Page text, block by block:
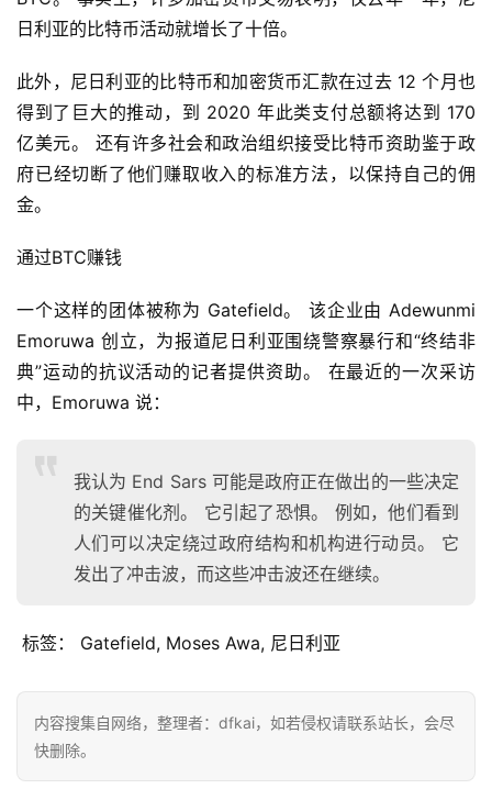
首
页
h
9
日利亚的比特币活动就增长了十倍。
此外，尼日利亚的比特币和加密货币汇款在过去 12 个月也
得到了巨大的推动，到 2020 年此类支付总额将达到 170
亿美元。 还有许多社会和政治组织接受比特币资助鉴于政
府已经切断了他们赚取收入的标准方法，以保持自己的佣
金。
通过BTC赚钱
一个这样的团体被称为 Gatefield。 该企业由 Adewunmi
Emoruwa 创立，为报道尼日利亚围绕警察暴行和“终结非
典”运动的抗议活动的记者提供资助。 在最近的一次采访
中，Emoruwa 说：
我认为 End Sars 可能是政府正在做出的一些决定
的关键催化剂。 它引起了恐惧。 例如，他们看到
人们可以决定绕过政府结构和机构进行动员。 它
发出了冲击波，而这些冲击波还在继续。
标签： Gatefield, Moses Awa, 尼日利亚
内容搜集自网络，整理者：dfkai，如若侵权请联系站长，会尽
快删除。